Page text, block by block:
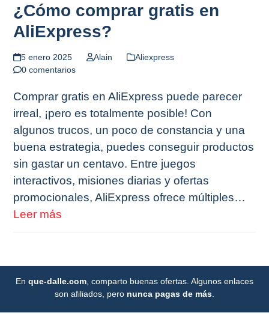
¿Cómo comprar gratis en
AliExpress?
5 enero 2025 Alain
Aliexpress
0 comentarios
Comprar gratis en AliExpress puede parecer
irreal, ¡pero es totalmente posible! Con
algunos trucos, un poco de constancia y una
buena estrategia, puedes conseguir productos
sin gastar un centavo. Entre juegos
interactivos, misiones diarias y ofertas
promocionales, AliExpress ofrece múltiples…
Leer más
En que-dalle.com , comparto buenas ofertas. Algunos enlaces
son afiliados, pero nunca pagas de más